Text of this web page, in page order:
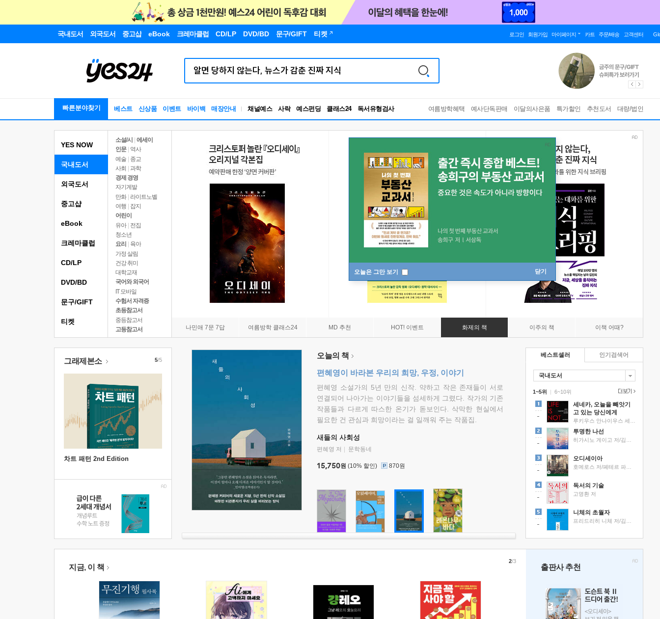
국내도서 외국도서 중고샵 eBook 크레마클럽 CD/LP DVD/BD 문구/GIFT 티켓 로그인 회원가입 마이페이지 카트 주문/배송 고객센터
빠른분야찾기 베스트 신상품 이벤트 바이백 매장안내 채널예스 사락 예스펀딩 클래스24
RBTI Lab
독서유형검사
여름방학혜택 예사단독판매 이달의사은품 특가할인 추천도서 대량/법인
오늘은 그만 보기 닫기
YES NOW
국내도서
소설/시
에세이
인문
역사
예술 | 종교
사회 | 과학
경제 경영
자기계발
만화 | 라이트노벨
여행
잡지
어린이
유아 | 전집
청소년
요리
육아
가정 살림
건강 취미
대학교재
국어와 외국어
IT 모바일
수험서 자격증
초등참고서
중등참고서
고등참고서
나민애 7문 7답 여름방학 클래스24 MD 추천 HOT! 이벤트 화제의 책 이주의 책 이책 어때?
외국도서
중고샵
eBook
크레마클럽
CD/LP
DVD/BD
문구/GIFT
티켓
그래제본소
차트 패턴 2nd Edition
5/5 오늘의 책
편혜영이 바라본 우리의 희망, 우정, 이야기
편혜영 소설가의 5년 만의 신작. 약하고 작은 존재들이 서로
연결되어 나아가는 이야기들을 섬세하게 그렸다. 작가의 기존
작품들과 다르게 따스한 온기가 돋보인다. 삭막한 현실에서
필요한 건 관심과 희망이라는 걸 일깨워 주는 작품집.
새들의 사회성
편혜영 저 문학동네
15,750원 (10% 할인) 870원
베스트셀러
국내도서
1~5위 |
세네카, 오늘을 빼앗기
고 있는 당신에게
투명한 나선
오디세이아
독서의 기술
고명환 저
니체의 초월자
6~10위
인기검색어
지금, 이 책
2/3
출판사 추천